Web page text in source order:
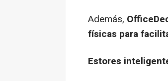
Además,
físicas para
Estores